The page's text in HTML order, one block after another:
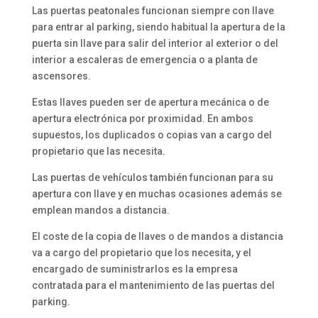
Las puertas peatonales funcionan siempre con llave
para entrar al parking, siendo habitual la apertura de la
puerta sin llave para salir del interior al exterior o del
interior a escaleras de emergencia o a planta de
ascensores.
Estas llaves pueden ser de apertura mecánica o de
apertura electrónica por proximidad. En ambos
supuestos, los duplicados o copias van a cargo del
propietario que las necesita.
Las puertas de vehículos también funcionan para su
apertura con llave y en muchas ocasiones además se
emplean mandos a distancia.
El coste de la copia de llaves o de mandos a distancia
va a cargo del propietario que los necesita, y el
encargado de suministrarlos es la empresa
contratada para el mantenimiento de las puertas del
parking.